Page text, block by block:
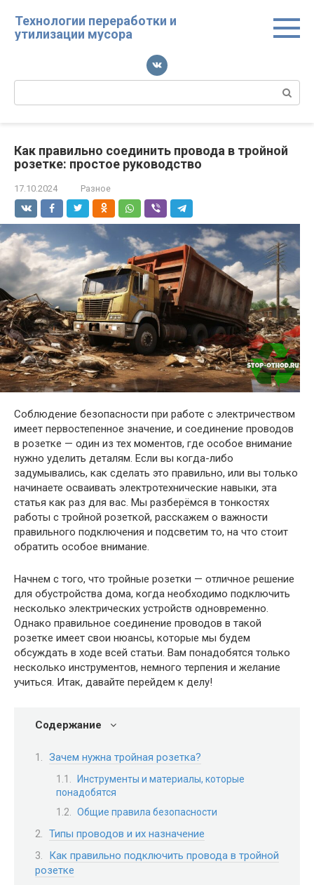
контенту
Технологии переработки и
утилизации мусора
Поиск:
Как правильно соединить провода в тройной
розетке: простое руководство
17.10.2024 Разное
Соблюдение безопасности при работе с электричеством
имеет первостепенное значение, и соединение проводов
в розетке — один из тех моментов, где особое внимание
нужно уделить деталям. Если вы когда-либо
задумывались, как сделать это правильно, или вы только
начинаете осваивать электротехнические навыки, эта
статья как раз для вас. Мы разберёмся в тонкостях
работы с тройной розеткой, расскажем о важности
правильного подключения и подсветим то, на что стоит
обратить особое внимание.
Начнем с того, что тройные розетки — отличное решение
для обустройства дома, когда необходимо подключить
несколько электрических устройств одновременно.
Однако правильное соединение проводов в такой
розетке имеет свои нюансы, которые мы будем
обсуждать в ходе всей статьи. Вам понадобятся только
несколько инструментов, немного терпения и желание
учиться. Итак, давайте перейдем к делу!
Содержание
Зачем нужна тройная розетка?
Инструменты и материалы, которые
понадобятся
Общие правила безопасности
Типы проводов и их назначение
Как правильно подключить провода в тройной
розетке